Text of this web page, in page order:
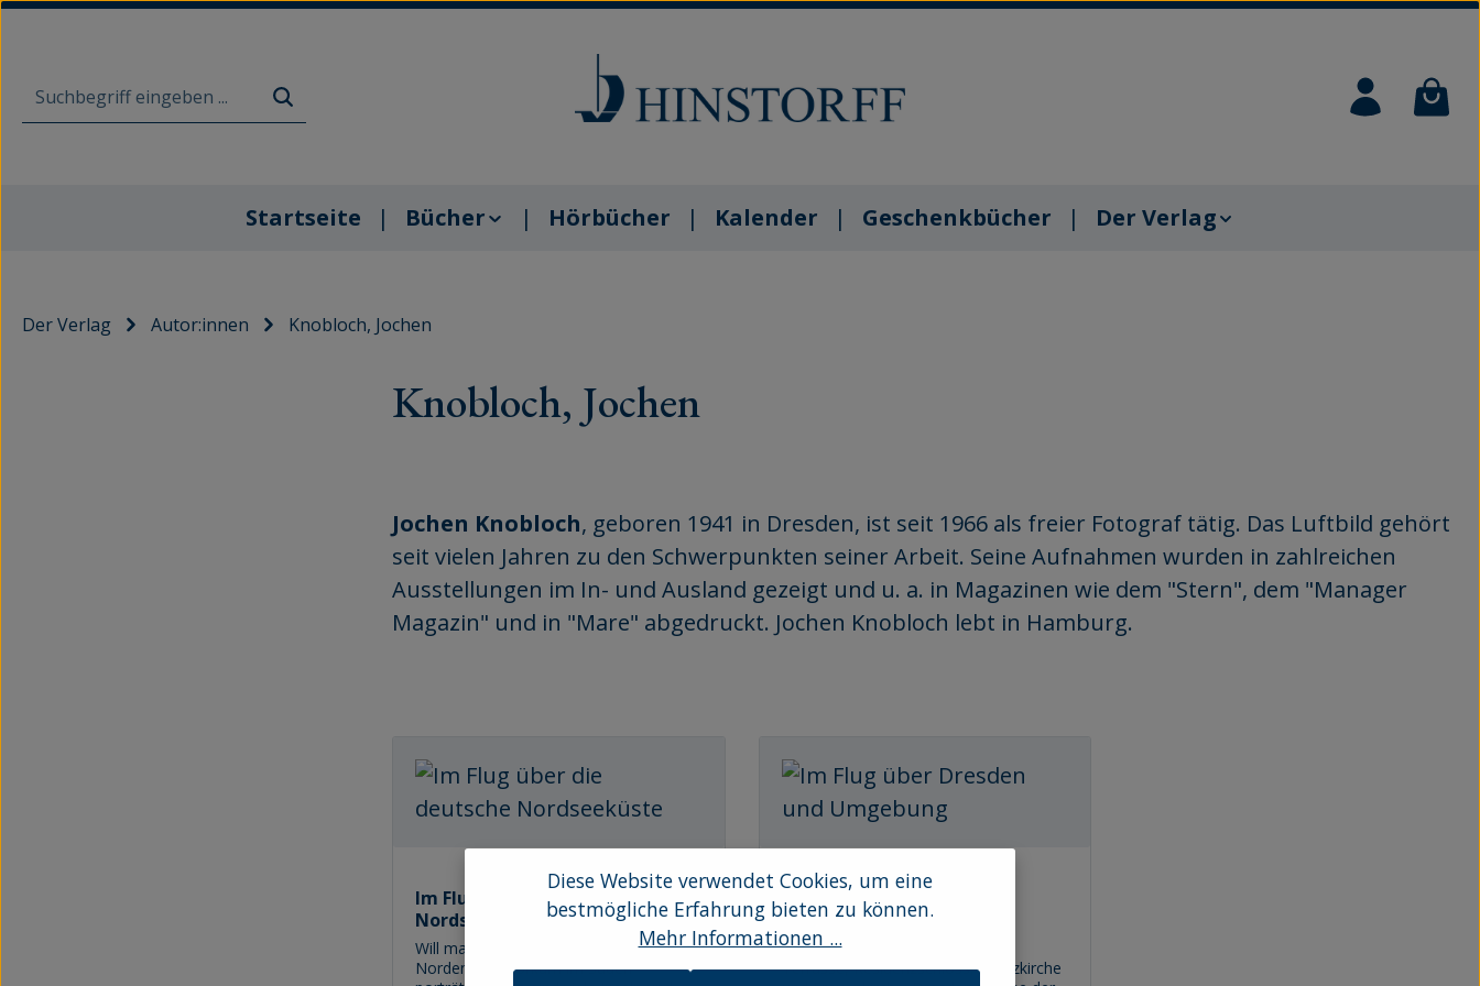
Startseite Bücher Hörbücher Kalender Geschenkbücher Der Verlag
Der Verlag Autor:innen Knobloch, Jochen
Knobloch, Jochen
Jochen Knobloch, geboren 1941 in Dresden, ist seit 1966 als freier Fotograf tätig. Das Luftbild gehört
seit vielen Jahren zu den Schwerpunkten seiner Arbeit. Seine Aufnahmen wurden in zahlreichen
Ausstellungen im In- und Ausland gezeigt und u. a. in Magazinen wie dem "Stern", dem "Manager
Magazin" und in "Mare" abgedruckt. Jochen Knobloch lebt in Hamburg.
Im Flug über die deutsche
Nordseeküste
Will man die Küste zwischen Sylt im
Norden und Borkum im Süden
Im Flug über Dresden und
Umgebung
Zwinger, Semperoper, Brühlsche
Terrasse, Residenzschloss, Kreuzkirche
Diese Website verwendet Cookies, um eine
bestmögliche Erfahrung bieten zu können.
Mehr Informationen ...